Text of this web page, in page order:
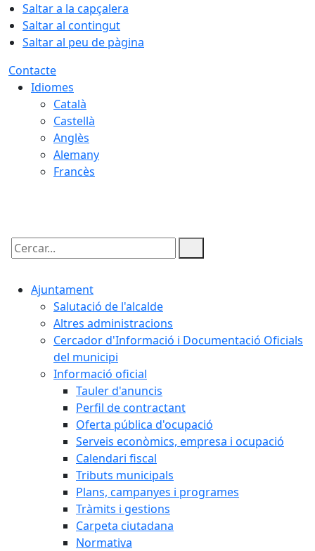
Saltar a la capçalera
Saltar al contingut
Saltar al peu de pàgina
Contacte
Idiomes
Català
Castellà
Anglès
Alemany
Francès
Cercar:
Ajuntament
Salutació de l'alcalde
Altres administracions
Cercador d'Informació i Documentació Oficials
del municipi
Informació oficial
Tauler d'anuncis
Perfil de contractant
Oferta pública d'ocupació
Serveis econòmics, empresa i ocupació
Calendari fiscal
Tributs municipals
Plans, campanyes i programes
Tràmits i gestions
Carpeta ciutadana
Normativa